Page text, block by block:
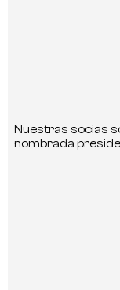
Nuestras socias
nombrada